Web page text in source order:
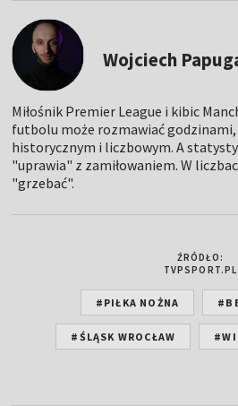
Wojciech
Miłośnik Premier League i kibic
futbolu może rozmawiać godzinami,
historycznym i liczbowym. A
"uprawia" z zamiłowaniem. W
"grzebać".
ŹRÓDŁO:
TVPSPORT.PL
#PIŁKA NOŻNA
#ŚLĄSK WROCŁAW